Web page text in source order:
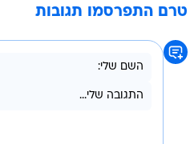
טרם התפרסמו תגובות